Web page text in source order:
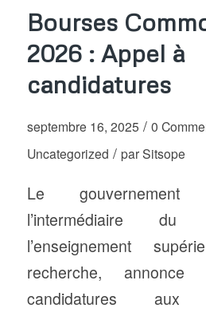
Bourses
2026 : Appel à
candidatures
septembre 16, 2025 / 0
Uncategorized / parSitsope
Le
l’intermédiaire
l’enseignement
recherche, annonce
candidatures